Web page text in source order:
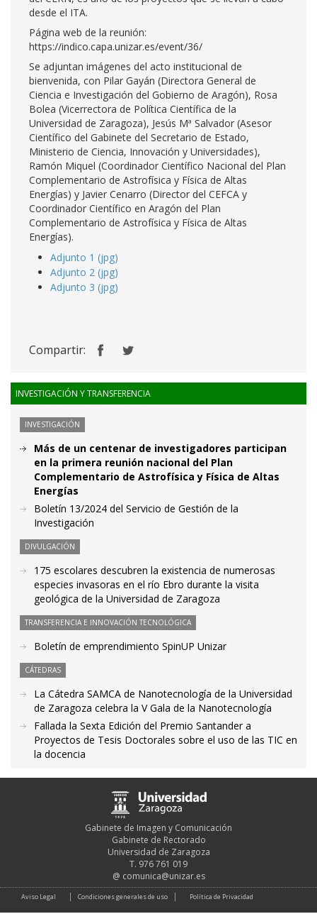
desde el ITA.
Página web de la reunión:
https://indico.capa.unizar.es/event/36/
Se adjuntan imágenes del acto institucional de
bienvenida, con Pilar Gayán (Directora General de
Ciencia e Investigación del Gobierno de Aragón), Rosa
Bolea (Vicerrectora de Política Científica de la
Universidad de Zaragoza), Jesús Mª Salvador (Asesor
Científico del Gabinete del Secretario de Estado,
Ministerio de Ciencia, Innovación y Universidades),
Ramón Miquel (Coordinador Científico Nacional del Plan
Complementario de Astrofísica y Física de Altas
Energías) y Javier Cenarro (Director del CEFCA y
Coordinador Científico en Aragón del Plan
Complementario de Astrofísica y Física de Altas
Energías).
Adjunto 1 (jpg)
Adjunto 2 (jpg)
Adjunto 3 (jpg)
Compartir:
INVESTIGACIÓN Y TRANSFERENCIA
INVESTIGACIÓN
Más de un centenar de investigadores participan
en la primera reunión nacional del Plan
Complementario de Astrofísica y Física de Altas
Energías
Boletín 13/2024 del Servicio de Gestión de la
Investigación
DIVULGACIÓN
175 escolares descubren la existencia de numerosas
especies invasoras en el río Ebro durante la visita
geológica de la Universidad de Zaragoza
TRANSFERENCIA E INNOVACIÓN TECNOLÓGICA
Boletín de emprendimiento SpinUP Unizar
CÁTEDRAS
La Cátedra SAMCA de Nanotecnología de la Universidad
de Zaragoza celebra la V Gala de la Nanotecnología
Fallada la Sexta Edición del Premio Santander a
Proyectos de Tesis Doctorales sobre el uso de las TIC en
la docencia
Gabinete de Imagen y Comunicación
Gabinete de Rectorado
Universidad de Zaragoza
T. 976 761 019
@ comunica@unizar.es
Aviso Legal Condiciones generales de uso Política de Privacidad